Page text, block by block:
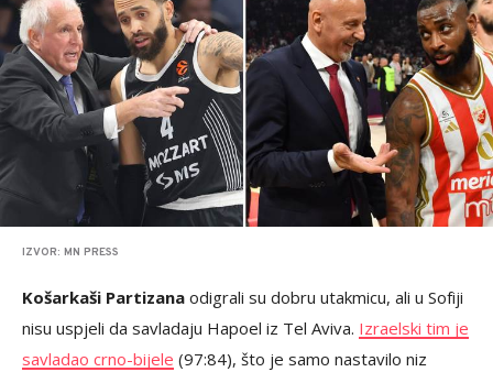
IZVOR: MN PRESS
Košarkaši Partizana odigrali su dobru utakmicu, ali u Sofiji
nisu uspjeli da savladaju Hapoel iz Tel Aviva. Izraelski tim je
savladao crno-bijele (97:84), što je samo nastavilo niz